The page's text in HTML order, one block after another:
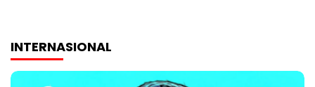
INTERNASIONAL